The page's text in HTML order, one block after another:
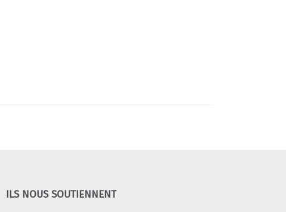
ILS NOUS SOUTIENNENT